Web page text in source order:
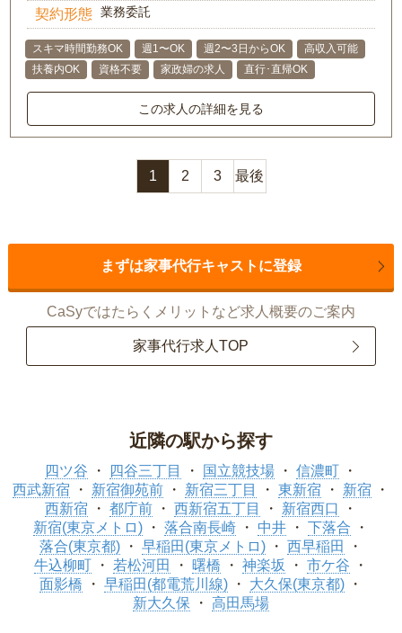
契約形態 業務委託
スキマ時間勤務OK 週1〜OK 週2〜3日からOK
高収入可能
扶養内OK
資格不要 家政婦の求人 直行･直帰OK
この求人の詳細を見る
1 2 3 最後
まずは家事代行キャストに登録
CaSyではたらくメリットなど求人概要のご案内
家事代行求人TOP
近隣の駅から探す
四ツ谷 四谷三丁目 国立競技場
信濃町
西武新宿
新宿御苑前 新宿三丁目 東新宿
新宿
西新宿
都庁前 西新宿五丁目
新宿西口
新宿(東京メトロ)
落合南長崎 中井
下落合
落合(東京都)
早稲田(東京メトロ)
西早稲田
牛込柳町
若松河田 曙橋 神楽坂
市ケ谷
面影橋
早稲田(都電荒川線)
大久保(東京都)
新大久保
高田馬場